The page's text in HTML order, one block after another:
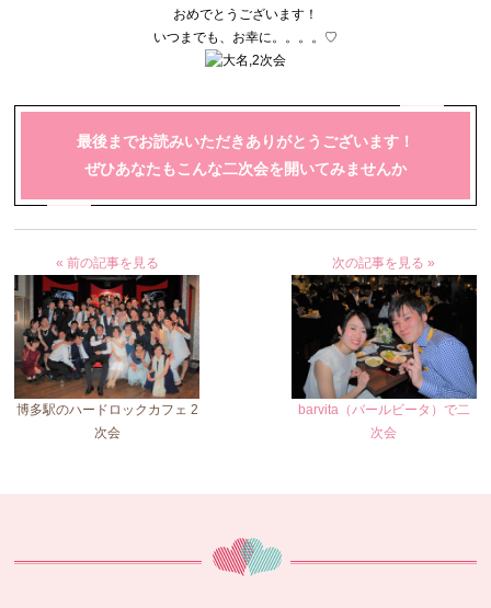
おめでとうございます！
いつまでも、お幸に。。。。♡
最後までお読みいただきありがとうございます！
ぜひあなたもこんな二次会を開いてみませんか
« 前の記事を見る
博多駅のハードロックカフェ 2
次会
次の記事を見る »
barvita（バールビータ）で二
次会